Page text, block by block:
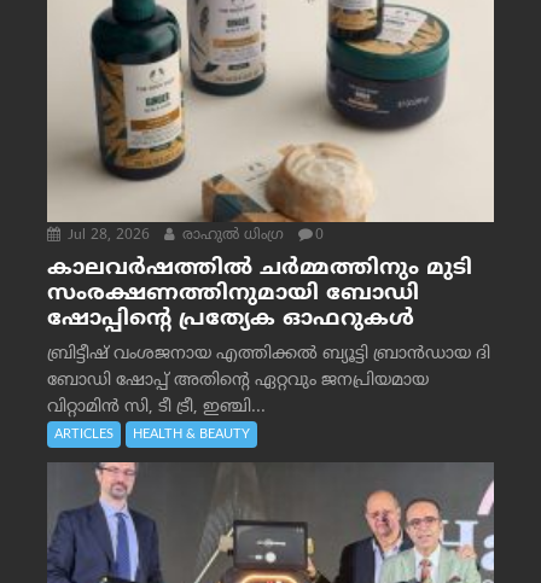
Jul 28, 2026 രാഹുല്‍ ധിംഗ്ര 0
കാലവർഷത്തിൽ ചർമ്മത്തിനും മുടി
സംരക്ഷണത്തിനുമായി ബോഡി
ഷോപ്പിന്റെ പ്രത്യേക ഓഫറുകൾ
ബ്രിട്ടീഷ് വംശജനായ എത്തിക്കൽ ബ്യൂട്ടി ബ്രാൻഡായ ദി
ബോഡി ഷോപ്പ് അതിന്റെ ഏറ്റവും ജനപ്രിയമായ
വിറ്റാമിൻ സി, ടീ ട്രീ, ഇഞ്ചി...
ARTICLES HEALTH & BEAUTY